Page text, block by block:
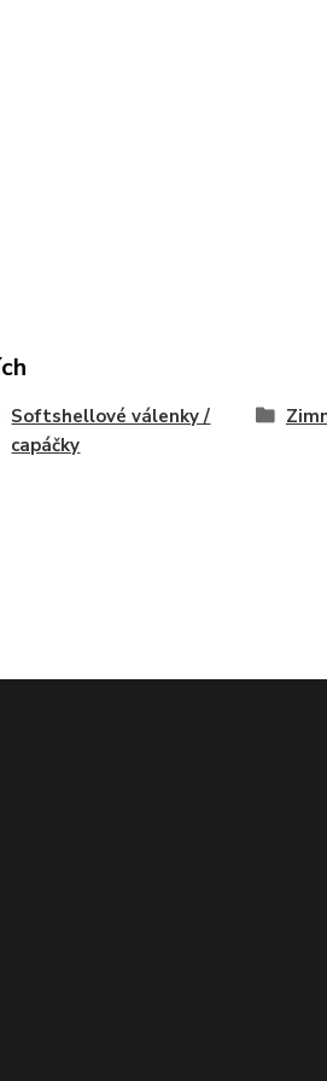
Softshellové válenky /
capáčky